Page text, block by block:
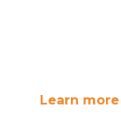
Learn more